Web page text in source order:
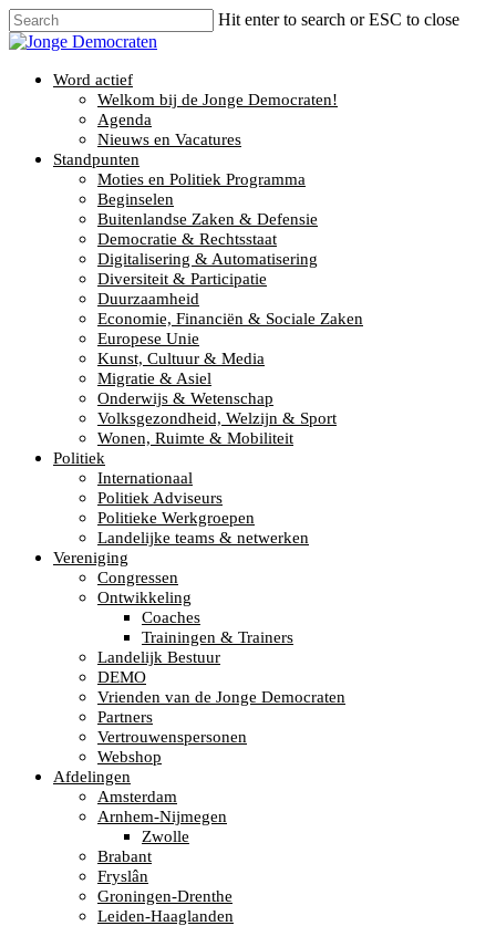
Hit enter to search or ESC to close
Word actief
Welkom bij de Jonge Democraten!
Agenda
Nieuws en Vacatures
Standpunten
Moties en Politiek Programma
Beginselen
Buitenlandse Zaken & Defensie
Democratie & Rechtsstaat
Digitalisering & Automatisering
Diversiteit & Participatie
Duurzaamheid
Economie, Financiën & Sociale Zaken
Europese Unie
Kunst, Cultuur & Media
Migratie & Asiel
Onderwijs & Wetenschap
Volksgezondheid, Welzijn & Sport
Wonen, Ruimte & Mobiliteit
Politiek
Internationaal
Politiek Adviseurs
Politieke Werkgroepen
Landelijke teams & netwerken
Vereniging
Congressen
Ontwikkeling
Coaches
Trainingen & Trainers
Landelijk Bestuur
DEMO
Vrienden van de Jonge Democraten
Partners
Vertrouwenspersonen
Webshop
Afdelingen
Amsterdam
Arnhem-Nijmegen
Zwolle
Brabant
Fryslân
Groningen-Drenthe
Leiden-Haaglanden